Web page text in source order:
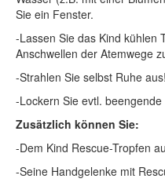
Sie ein Fenster.
-Lassen Sie das Kind kühlen
Anschwellen der Atemwege
-Strahlen Sie selbst Ruhe aus!
-Lockern Sie evtl. beengende
Zusätzlich können Sie:
-Dem Kind Rescue-Tropfen
-Seine Handgelenke mit